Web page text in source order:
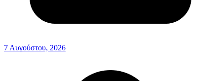
7 Αυγούστου, 2026